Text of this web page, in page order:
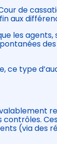
de
aux
les agents,
ce type
contrôles.
(via des